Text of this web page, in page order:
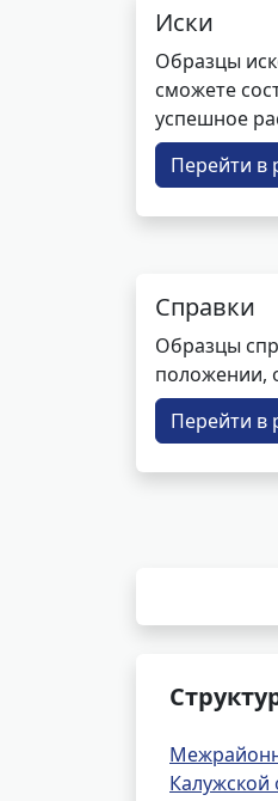
Иски
Образцы
сможете
успешное
Перейти в
Справки
Образцы
положении,
Перейти в
Калужской